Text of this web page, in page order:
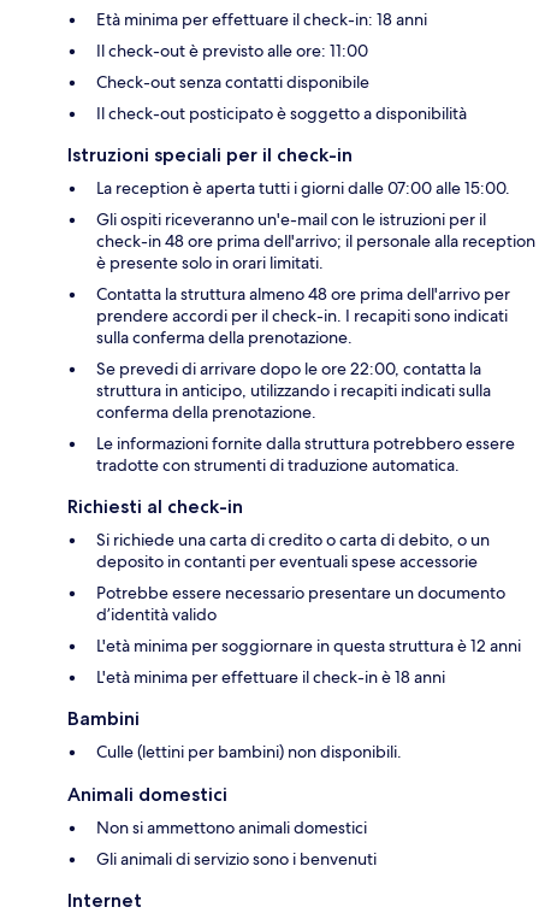
Età minima per effettuare il check-in: 18 anni
Il check-out è previsto alle ore: 11:00
Check-out senza contatti disponibile
Il check-out posticipato è soggetto a disponibilità
Istruzioni speciali per il check-in
La reception è aperta tutti i giorni dalle 07:00 alle 15:00.
Gli ospiti riceveranno un'e-mail con le istruzioni per il
check-in 48 ore prima dell'arrivo; il personale alla reception
è presente solo in orari limitati.
Contatta la struttura almeno 48 ore prima dell'arrivo per
prendere accordi per il check-in. I recapiti sono indicati
sulla conferma della prenotazione.
Se prevedi di arrivare dopo le ore 22:00, contatta la
struttura in anticipo, utilizzando i recapiti indicati sulla
conferma della prenotazione.
Le informazioni fornite dalla struttura potrebbero essere
tradotte con strumenti di traduzione automatica.
Richiesti al check-in
Si richiede una carta di credito o carta di debito, o un
deposito in contanti per eventuali spese accessorie
Potrebbe essere necessario presentare un documento
d’identità valido
L'età minima per soggiornare in questa struttura è 12 anni
L'età minima per effettuare il check-in è 18 anni
Bambini
Culle (lettini per bambini) non disponibili.
Animali domestici
Non si ammettono animali domestici
Gli animali di servizio sono i benvenuti
Internet